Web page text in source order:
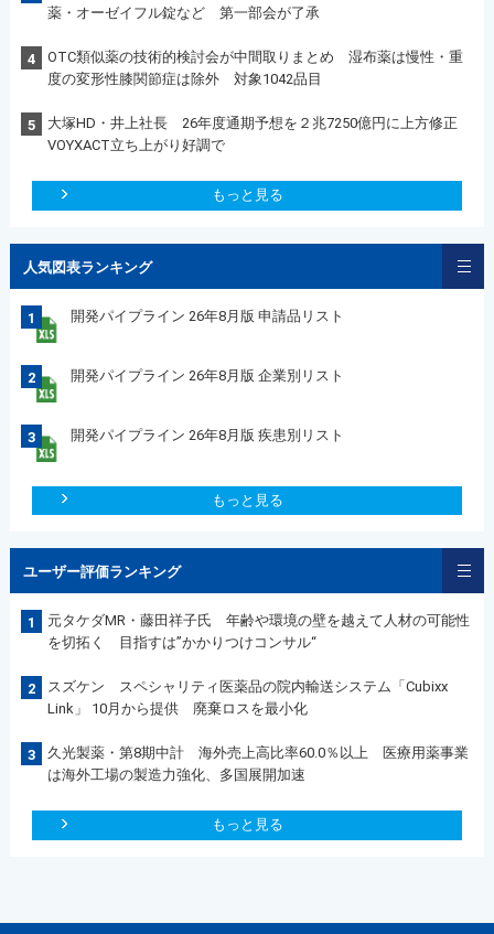
薬・オーゼイフル錠など 第一部会が了承
4
OTC類似薬の技術的検討会が中間取りまとめ 湿布薬は慢性・重
度の変形性膝関節症は除外 対象1042品目
5
大塚HD・井上社長 26年度通期予想を２兆7250億円に上方修正
VOYXACT立ち上がり好調で
もっと見る
人気図表ランキング
1 開発パイプライン 26年8月版 申請品リスト
2 開発パイプライン 26年8月版 企業別リスト
3 開発パイプライン 26年8月版 疾患別リスト
もっと見る
ユーザー評価ランキング
1
元タケダMR・藤田祥子氏 年齢や環境の壁を越えて人材の可能性
を切拓く 目指すは”かかりつけコンサル“
2
スズケン スペシャリティ医薬品の院内輸送システム「Cubixx
Link」 10月から提供 廃棄ロスを最小化
3
久光製薬・第8期中計 海外売上高比率60.0％以上 医療用薬事業
は海外工場の製造力強化、多国展開加速
もっと見る